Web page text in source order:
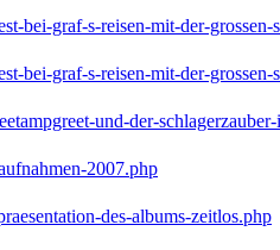
bei-graf-s-reisen-mit-der-
bei-graf-s-reisen-mit-der-
und-der-
2007.php
des-albums-zeitlos.php